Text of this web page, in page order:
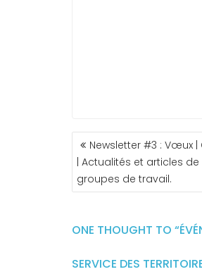
Newsletter #3 : Vœux
| Actualités et articles
groupes de travail.
ONE THOUGHT TO
SERVICE DES